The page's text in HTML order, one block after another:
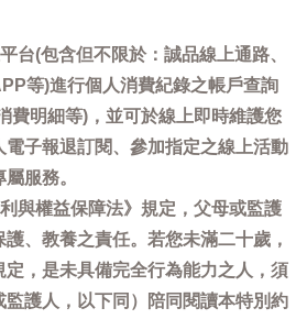
台(包含但不限於：誠品線上通路、
等)進行個人消費紀錄之帳戶查詢
費明細等)，並可於線上即時維護您
電子報退訂閱、參加指定之線上活動
服務。
與權益保障法》規定，父母或監護
、教養之責任。若您未滿二十歲，
，是未具備完全行為能力之人，須
監護人，以下同）陪同閱讀本特別約